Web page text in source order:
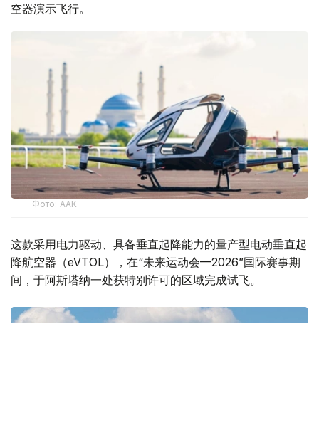
空器演示飞行。
Фото: ААК
这款采用电力驱动、具备垂直起降能力的量产型电动垂直起
降航空器（eVTOL），在“未来运动会—2026”国际赛事期
间，于阿斯塔纳一处获特别许可的区域完成试飞。